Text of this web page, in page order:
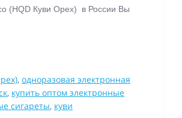
(HQD Куви Орех)
в России Вы
, одноразовая электронная
, купить оптом электронные
сигареты, куви